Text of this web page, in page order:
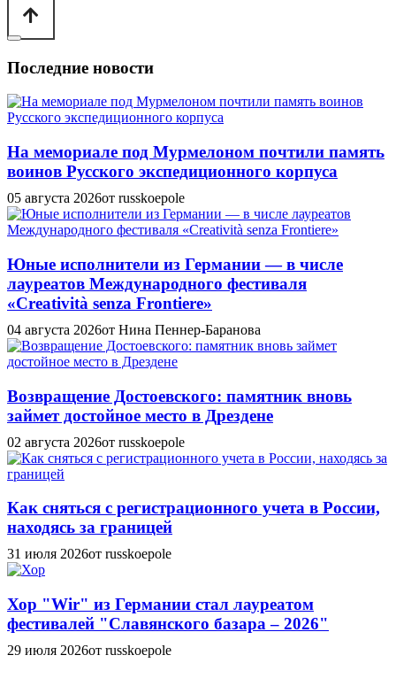
Последние новости
На мемориале под Мурмелоном почтили память
воинов Русского экспедиционного корпуса
05 августа 2026от russkoepole
Юные исполнители из Германии — в числе
лауреатов Международного фестиваля
«Creatività senza Frontiere»
04 августа 2026от Нина Пеннер-Баранова
Возвращение Достоевского: памятник вновь
займет достойное место в Дрездене
02 августа 2026от russkoepole
Как сняться с регистрационного учета в России,
находясь за границей
31 июля 2026от russkoepole
Хор "Wir" из Германии стал лауреатом
фестивалей "Славянского базара – 2026"
29 июля 2026от russkoepole